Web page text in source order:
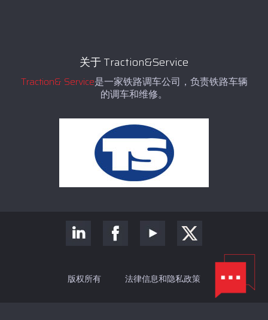
关于 Traction&Service
Traction& Service是一家铁路调车公司，负责铁路车辆
的调车和维修。
版权所有 法律信息和隐私政策